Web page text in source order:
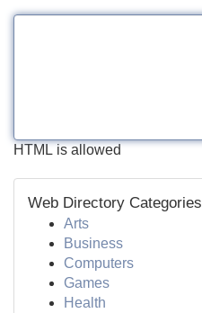
HTML is allowed
Web Directory Categories
Arts
Business
Computers
Games
Health